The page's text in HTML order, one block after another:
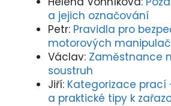
a jejich označování
Petr: Pravidla pro
motorových
Václav: Zaměstnance
soustruh
Jiří: Kategorizace prací
a praktické tipy k